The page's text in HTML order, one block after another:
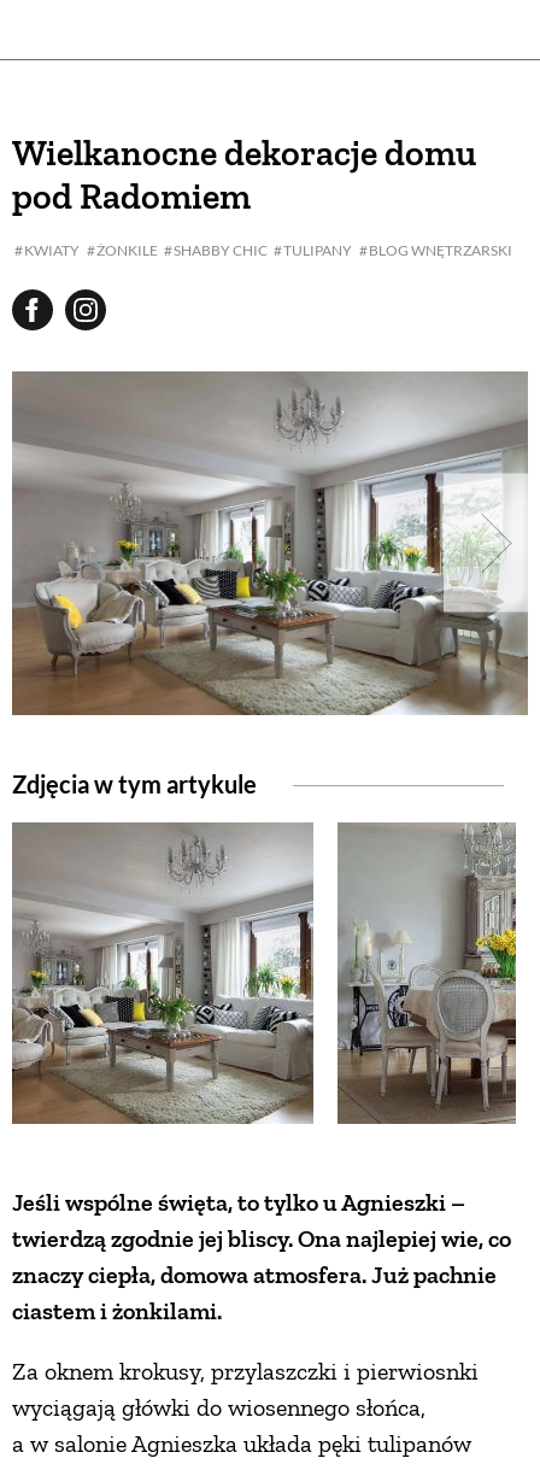
Wielkanocne dekoracje domu
pod Radomiem
KWIATY ŻONKILE SHABBY CHIC TULIPANY BLOG WNĘTRZARSKI
Zdjęcia w tym artykule
Jeśli wspólne święta, to tylko u Agnieszki –
twierdzą zgodnie jej bliscy. Ona najlepiej wie, co
znaczy ciepła, domowa atmosfera. Już pachnie
ciastem i żonkilami.
Za oknem krokusy, przylaszczki i pierwiosnki
wyciągają główki do wiosennego słońca,
a w salonie Agnieszka układa pęki tulipanów